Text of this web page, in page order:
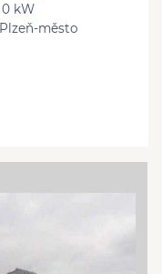
0 kW
Plzeň-město